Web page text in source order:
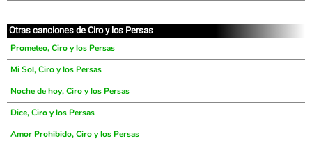
Otras canciones de Ciro y los Persas
Prometeo, Ciro y los Persas
Mi Sol, Ciro y los Persas
Noche de hoy, Ciro y los Persas
Dice, Ciro y los Persas
Amor Prohibido, Ciro y los Persas